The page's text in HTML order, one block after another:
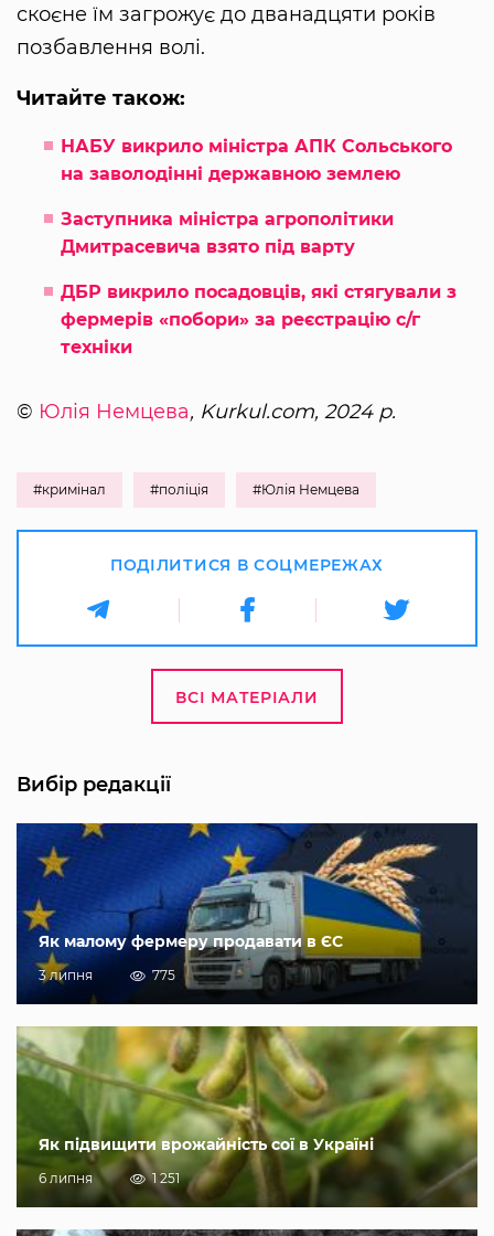
скоєне їм загрожує до дванадцяти років
позбавлення волі.
Читайте також:
НАБУ викрило міністра АПК Сольського
на заволодінні державною землею
Заступника міністра агрополітики
Дмитрасевича взято під варту
ДБР викрило посадовців, які стягували з
фермерів «побори» за реєстрацію с/г
техніки
© Юлія Немцева, Kurkul.com, 2024 р.
#кримінал #поліція #Юлія Немцева
ПОДІЛИТИСЯ В СОЦМЕРЕЖАХ
ВСІ МАТЕРІАЛИ
Вибір редакції
Як малому фермеру продавати в ЄС
3 липня 775
Як підвищити врожайність сої в Україні
6 липня 1 251